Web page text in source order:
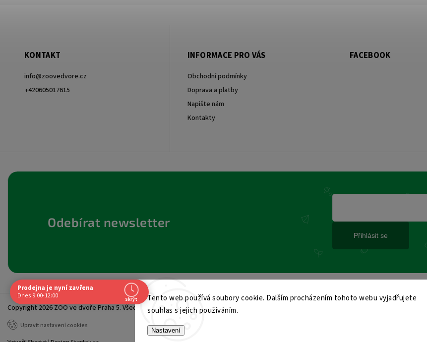
Tento web používá soubory cookie. Dalším procházením tohoto webu vyjadřujete
souhlas s jejich používáním.
Nastavení
KONTAKT
info@zoovedvore.cz
+420605017615
INFORMACE PRO VÁS
Obchodní podmínky
Doprava a platby
Napište nám
Kontakty
Odebírat newsletter
Přihlásit se
FACEBOOK
Copyright 2026 ZOO ve dvoře Praha 5. Všechna práva vyhrazena.
Upravit nastavení cookies
Prodejna je nyní zavřena
Dnes 9:00-12:00 Skrýt
Navštivte nás osobně
Čas
Út
9:00 - 19:00